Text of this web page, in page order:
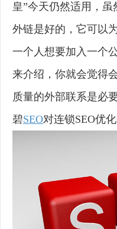
皇”今天仍然适用，
外链是好的，它可以
一个人想要加入一个
来介绍，你就会觉得
质量的外部联系是必
碧SEO对连锁SEO优化